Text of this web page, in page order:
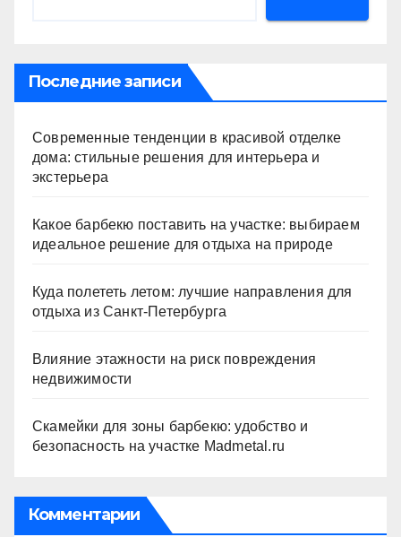
Последние записи
Современные тенденции в красивой отделке
дома: стильные решения для интерьера и
экстерьера
Какое барбекю поставить на участке: выбираем
идеальное решение для отдыха на природе
Куда полететь летом: лучшие направления для
отдыха из Санкт-Петербурга
Влияние этажности на риск повреждения
недвижимости
Скамейки для зоны барбекю: удобство и
безопасность на участке Madmetal.ru
Комментарии